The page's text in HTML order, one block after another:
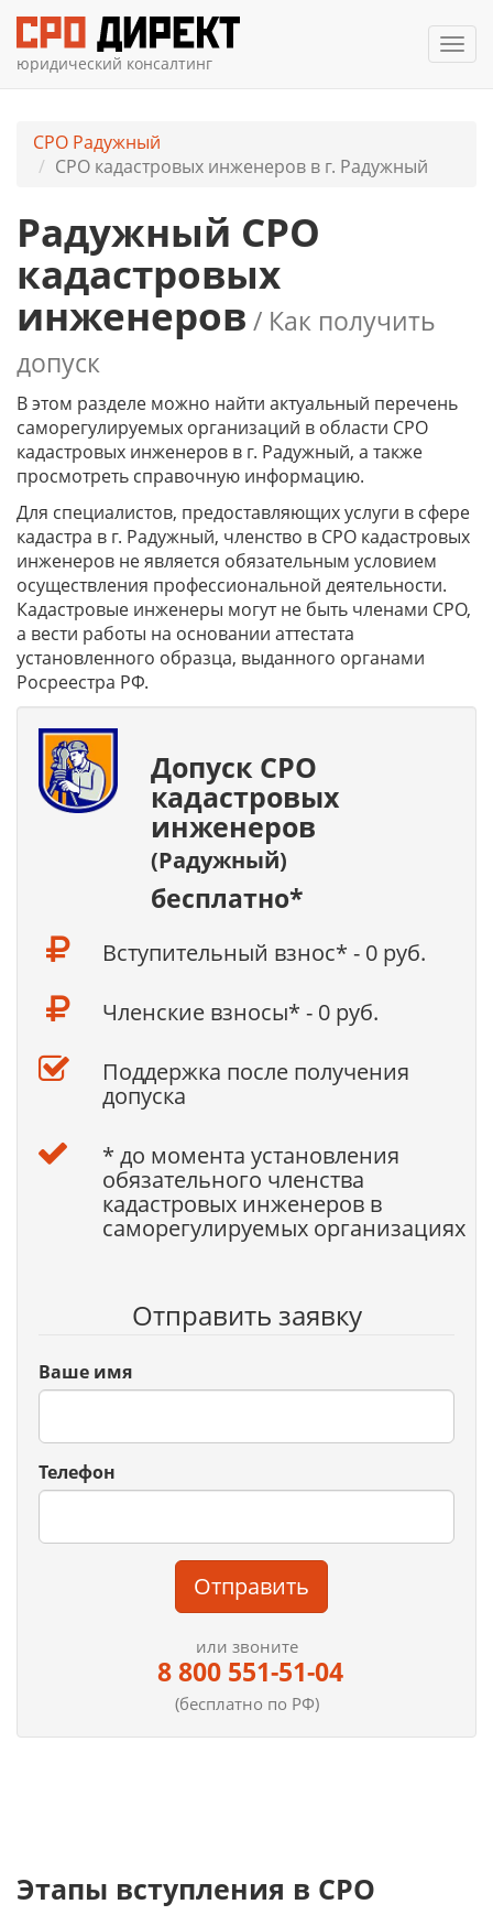
юридический консалтинг
СРО Радужный
СРО кадастровых инженеров в г. Радужный
Радужный СРО
кадастровых
инженеров / Как получить
допуск
В этом разделе можно найти актуальный перечень
саморегулируемых организаций в области СРО
кадастровых инженеров в г. Радужный, а также
просмотреть справочную информацию.
Для специалистов, предоставляющих услуги в сфере
кадастра в г. Радужный, членство в СРО кадастровых
инженеров не является обязательным условием
осуществления профессиональной деятельности.
Кадастровые инженеры могут не быть членами СРО,
а вести работы на основании аттестата
установленного образца, выданного органами
Росреестра РФ.
Допуск СРО
кадастровых
инженеров
(Радужный)
бесплатно*
Вступительный взнос* - 0 руб.
Членские взносы* - 0 руб.
Поддержка после получения
допуска
* до момента установления
обязательного членства
кадастровых инженеров в
саморегулируемых организациях
Отправить заявку
Ваше имя
Телефон
Отправить
или звоните
8 800 551-51-04
(бесплатно по РФ)
Этапы вступления в СРО